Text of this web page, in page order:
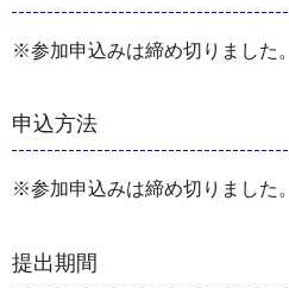
※参加申込みは締め切りました。
申込方法
※参加申込みは締め切りました。
提出期間